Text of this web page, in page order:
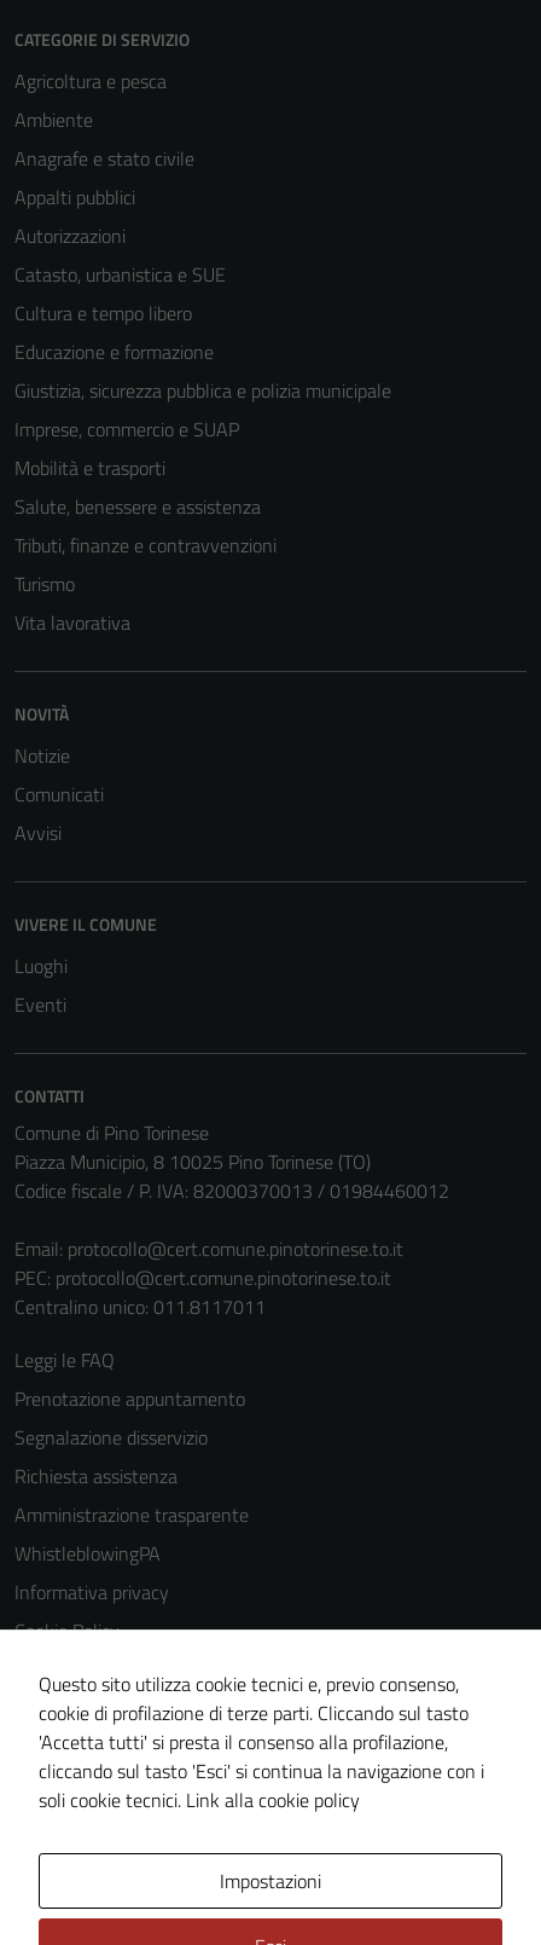
CATEGORIE DI SERVIZIO
Agricoltura e pesca
Ambiente
Anagrafe e stato civile
Appalti pubblici
Autorizzazioni
Catasto, urbanistica e SUE
Cultura e tempo libero
Educazione e formazione
Giustizia, sicurezza pubblica e polizia municipale
Imprese, commercio e SUAP
Mobilità e trasporti
Salute, benessere e assistenza
Tributi, finanze e contravvenzioni
Turismo
Vita lavorativa
NOVITÀ
Notizie
Comunicati
Avvisi
VIVERE IL COMUNE
Luoghi
Eventi
CONTATTI
Comune di Pino Torinese
Piazza Municipio, 8 10025 Pino Torinese (TO)
Codice fiscale / P. IVA: 82000370013 / 01984460012
Email: protocollo@cert.comune.pinotorinese.to.it
PEC: protocollo@cert.comune.pinotorinese.to.it
Centralino unico: 011.8117011
Leggi le FAQ
Prenotazione appuntamento
Segnalazione disservizio
Richiesta assistenza
Amministrazione trasparente
WhistleblowingPA
Informativa privacy
Cookie Policy
Note legali
Dichiarazione di accessibilità
Piano di miglioramento del sito
Certificazione sistema gestione qualità
Questo sito utilizza cookie tecnici e, previo consenso,
cookie di profilazione di terze parti. Cliccando sul tasto
'Accetta tutti' si presta il consenso alla profilazione,
cliccando sul tasto 'Esci' si continua la navigazione con i
soli cookie tecnici. Link alla cookie policy
Impostazioni
Tecnici
essere